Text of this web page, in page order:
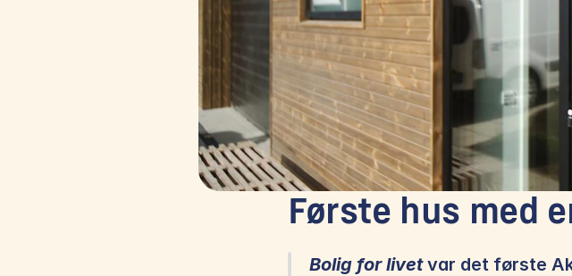
Første hus med
Bolig for livet var det første